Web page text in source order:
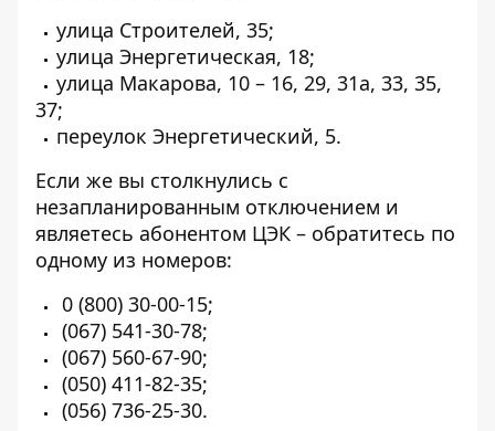
улица Строителей, 35;
улица Энергетическая, 18;
улица Макарова, 10 – 16, 29, 31а, 33, 35,
37;
переулок Энергетический, 5.
Если же вы столкнулись с
незапланированным отключением и
являетесь абонентом ЦЭК – обратитесь по
одному из номеров:
0 (800) 30-00-15;
(067) 541-30-78;
(067) 560-67-90;
(050) 411-82-35;
(056) 736-25-30.